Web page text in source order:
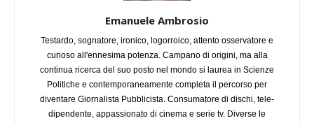
Emanuele Ambrosio
Testardo, sognatore, ironico, logorroico, attento osservatore e
curioso all'ennesima potenza. Campano di origini, ma alla
continua ricerca del suo posto nel mondo si laurea in Scienze
Politiche e contemporaneamente completa il percorso per
diventare Giornalista Pubblicista. Consumatore di dischi, tele-
dipendente, appassionato di cinema e serie tv. Diverse le